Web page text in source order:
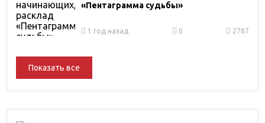
«Пентаграмма судьбы»
1 год назад 0 2787
Показать все